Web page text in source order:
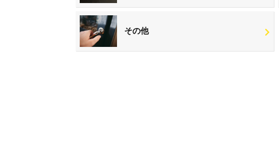
その他